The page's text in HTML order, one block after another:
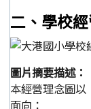
二、學校
圖片摘要描述：
本經營理念圖
面向：